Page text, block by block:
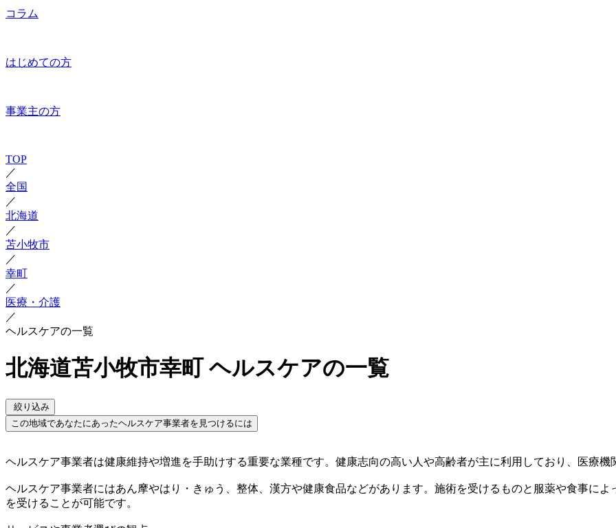
コラム
はじめての方
事業主の方
TOP
／
全国
／
北海道
／
苫小牧市
／
幸町
／
医療・介護
／
ヘルスケアの一覧
北海道苫小牧市幸町 ヘルスケアの一覧
絞り込み
この地域であなたにあったヘルスケア事業者を見つけるには
ヘルスケア事業者は健康維持や増進を手助けする重要な業種です。健康志向の高い人や高齢者が主に利用しており、医療
ヘルスケア事業者にはあん摩やはり・きゅう、整体、漢方や健康食品などがあります。施術を受けるものと服薬や食事に
を受けることが可能です。